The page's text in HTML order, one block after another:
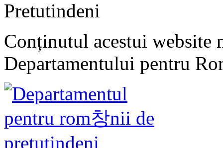
Pretutindeni
Conținutul acestui website
Departamentului pentru